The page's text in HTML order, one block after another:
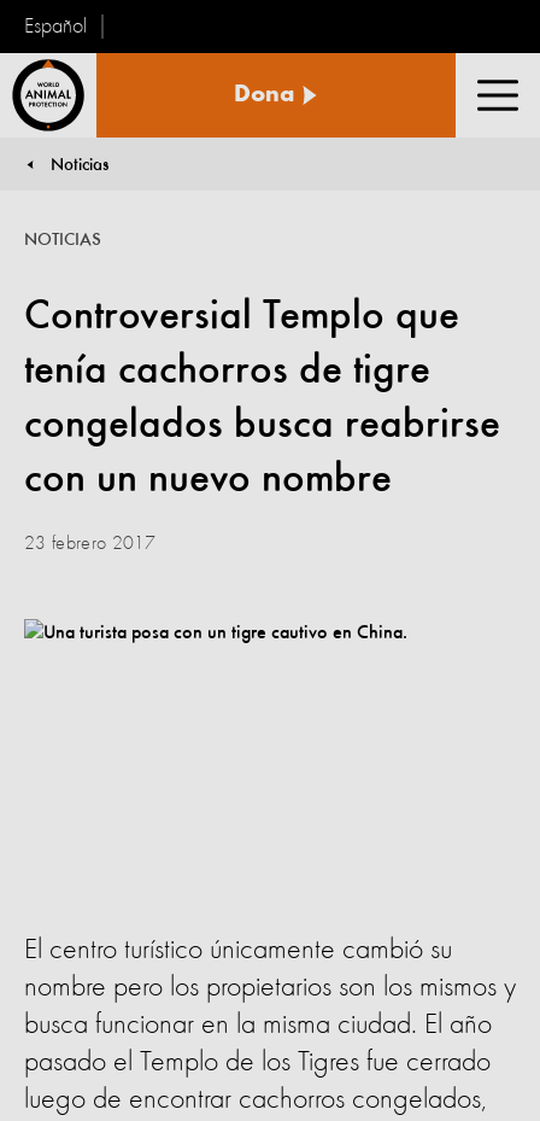
Español
Animal
Dona
Noticias
Controversial Templo que
tenía cachorros de tigre
congelados busca reabrirse
con un nuevo nombre
NOTICIAS
23 febrero 2017
El centro turístico únicamente cambió su
nombre pero los propietarios son los mismos y
busca funcionar en la misma ciudad. El año
pasado el Templo de los Tigres fue cerrado
luego de encontrar cachorros congelados,